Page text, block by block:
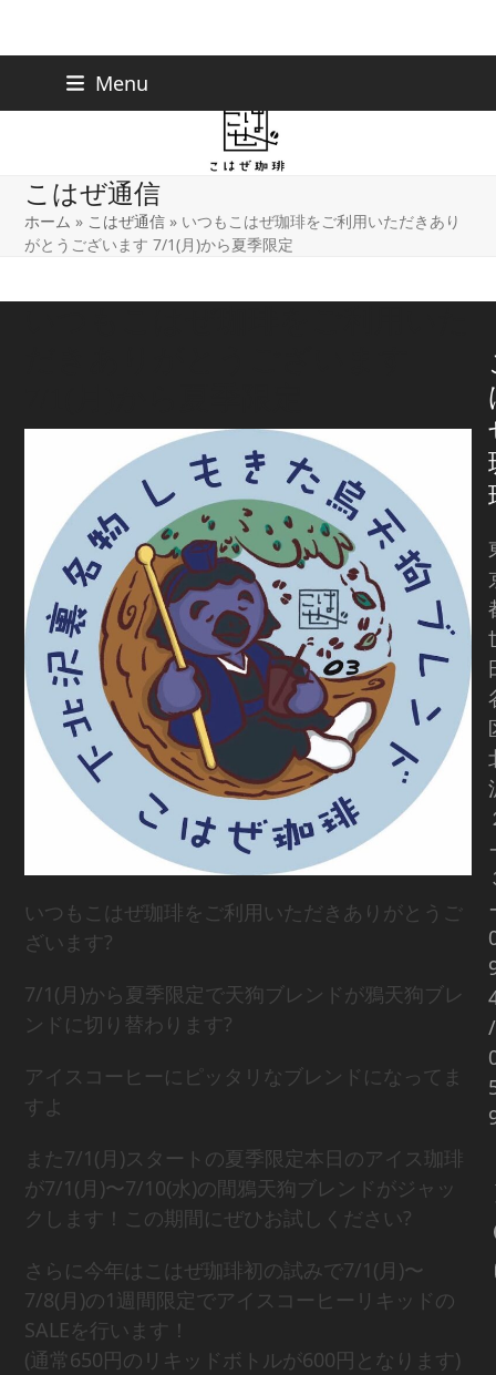
Menu
こはぜ通信
ホーム » こはぜ通信 » いつもこはぜ珈琲をご利用いただきあり
がとうございます 7/1(月)から夏季限定
いつもこはぜ珈琲をご利用いただきありがとうご
ざいます?
7/1(月)から夏季限定で天狗ブレンドが鴉天狗ブレ
ンドに切り替わります?
アイスコーヒーにピッタリなブレンドになってま
すよ
また7/1(月)スタートの夏季限定本日のアイス珈琲
が7/1(月)〜7/10(水)の間鴉天狗ブレンドがジャッ
クします！この期間にぜひお試しください?
さらに今年はこはぜ珈琲初の試みで7/1(月)〜
7/8(月)の1週間限定でアイスコーヒーリキッドの
SALEを行います！
(通常650円のリキッドボトルが600円となります)
/